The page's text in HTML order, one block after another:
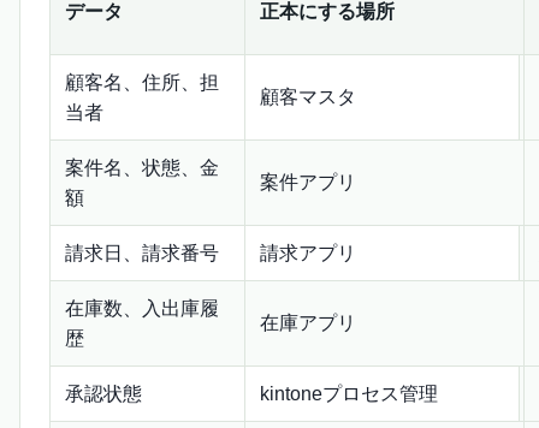
データ 正本にする場所
顧客名、住所、担
当者
顧客マスタ
案件名、状態、金
額
案件アプリ
請求日、請求番号 請求アプリ
在庫数、入出庫履
歴
在庫アプリ
承認状態 kintoneプロセス管理